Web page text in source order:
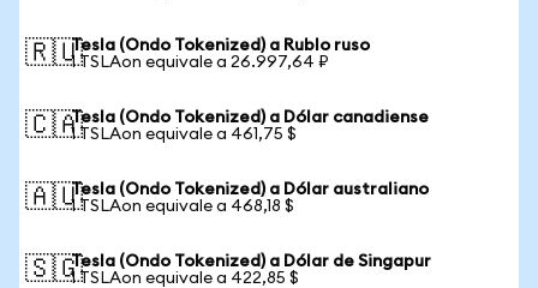
🇷🇺Tesla (Ondo Tokenized) a Rublo ruso
1 TSLAon equivale a 26.997,64 ₽
🇨🇦Tesla (Ondo Tokenized) a Dólar canadiense
1 TSLAon equivale a 461,75 $
🇦🇺Tesla (Ondo Tokenized) a Dólar australiano
1 TSLAon equivale a 468,18 $
🇸🇬Tesla (Ondo Tokenized) a Dólar de Singapur
1 TSLAon equivale a 422,85 $